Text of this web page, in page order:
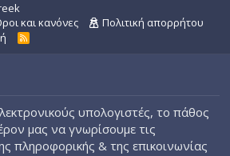
και κανόνες
Πολιτική απορρήτου
R
υπολογιστές, το πάθος
μας να γνωρίσουμε τις
πληροφορικής & της επικοινωνίας